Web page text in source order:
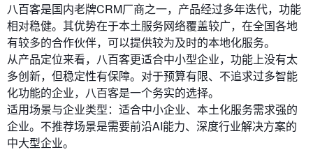
八百客是国内老牌CRM厂商之一，产品经过多年迭代，功能
相对稳健。其优势在于本土服务网络覆盖较广，在全国各地
有较多的合作伙伴，可以提供较为及时的本地化服务。
从产品定位来看，八百客更适合中小型企业，功能上没有太
多创新，但稳定性有保障。对于预算有限、不追求过多智能
化功能的企业，八百客是一个务实的选择。
适用场景与企业类型：适合中小企业、本土化服务需求强的
企业。不推荐场景是需要前沿AI能力、深度行业解决方案的
中大型企业。